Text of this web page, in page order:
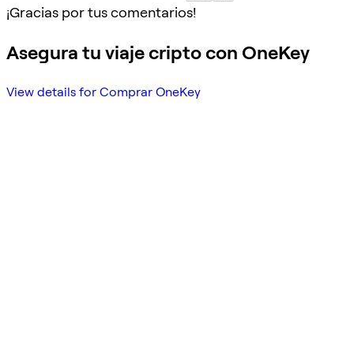
¡Gracias por tus comentarios!
Asegura tu viaje cripto con OneKey
View details for Comprar OneKey